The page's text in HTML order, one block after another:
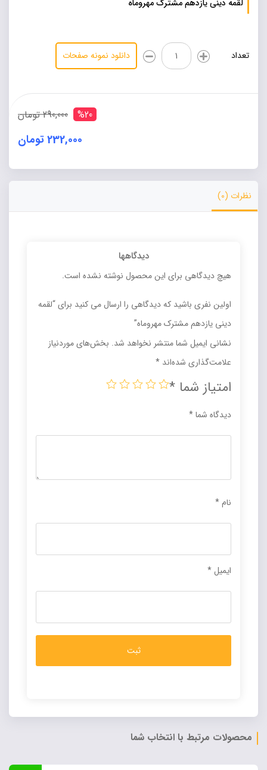
لقمه دینی یازدهم مشترک مهروماه
تعداد
لقمه
دینی
یازدهم
مهروماه
دانلود نمونه صفحات
%20 290,000 تومان
232,000 تومان
Alternative:
نظرات (0)
دیدگاهها
هیچ دیدگاهی برای این محصول نوشته نشده است.
اولین نفری باشید که دیدگاهی را ارسال می کنید برای “لقمه
دینی یازدهم مشترک مهروماه”
نشانی ایمیل شما منتشر نخواهد شد. بخش‌های موردنیاز
علامت‌گذاری شده‌اند *
امتیاز شما *
دیدگاه شما*
نام*
ایمیل*
محصولات مرتبط با انتخاب شما